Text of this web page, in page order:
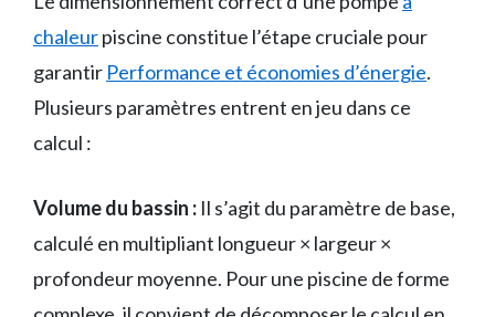
chaleurpiscine constitue l’étape cruciale pour
garantir Performance et économies d’énergie.
Plusieurs paramètres entrent en jeu dans ce
calcul :
Volume du bassin : Il s’agit du paramètre de base,
calculé en multipliant longueur × largeur ×
profondeur moyenne. Pour une piscine de forme